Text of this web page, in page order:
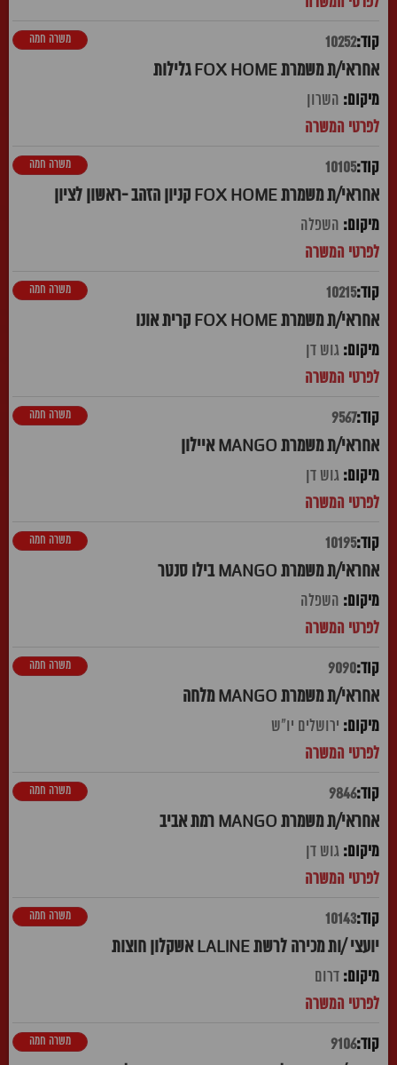
10252
אחראי/ת משמרת FOX HOME גלילות
משרה חמה
השרון
10105
אחראי/ת משמרת FOX HOME קניון הזהב -ראשון לציון
משרה חמה
השפלה
10215
אחראי/ת משמרת FOX HOME קרית אונו
משרה חמה
גוש דן
9567
אחראי/ת משמרת MANGO איילון
משרה חמה
גוש דן
10195
אחראי/ת משמרת MANGO בילו סנטר
משרה חמה
השפלה
9090
אחראי/ת משמרת MANGO מלחה
משרה חמה
ירושלים יו"ש
9846
אחראי/ת משמרת MANGO רמת אביב
משרה חמה
גוש דן
10143
יועצי /ות מכירה לרשת LALINE אשקלון חוצות
משרה חמה
דרום
9106 משרה חמה